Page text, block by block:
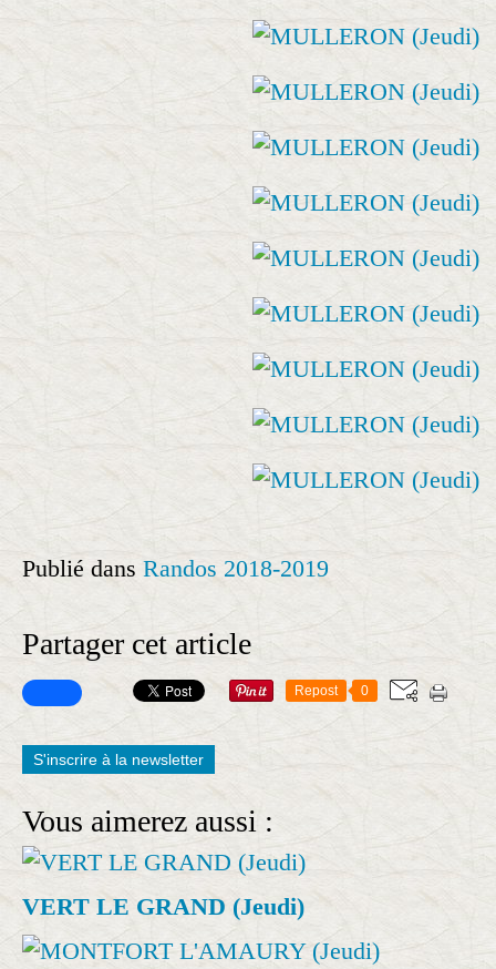
Publié dans Randos 2018-2019
Partager cet article
Repost 0
S'inscrire à la newsletter
Vous aimerez aussi :
VERT LE GRAND (Jeudi)